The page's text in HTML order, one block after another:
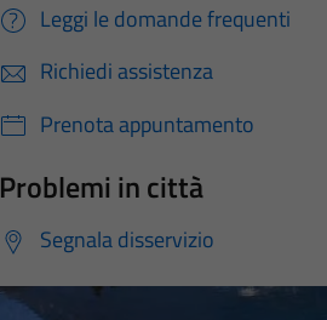
Leggi le domande frequenti
Richiedi assistenza
Prenota appuntamento
Problemi in città
Segnala disservizio